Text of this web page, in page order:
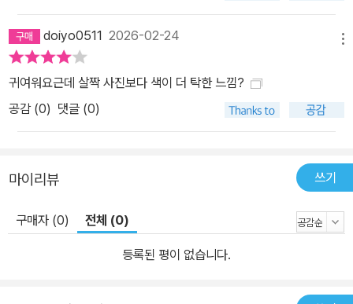
doiyo0511 2026-02-24
귀여워요근데 살짝 사진보다 색이 더 탁한 느낌?
공감 (0) 댓글 (0)
마이리뷰 쓰기
구매자 (0) 전체 (0)
등록된 평이 없습니다.